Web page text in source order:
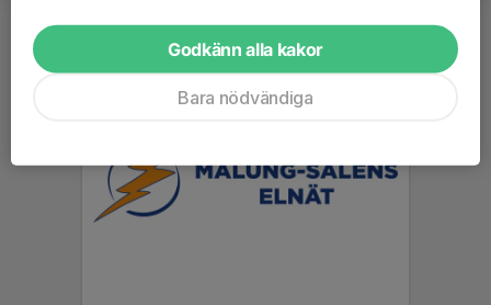
Godkänn alla kakor
Bara nödvändiga